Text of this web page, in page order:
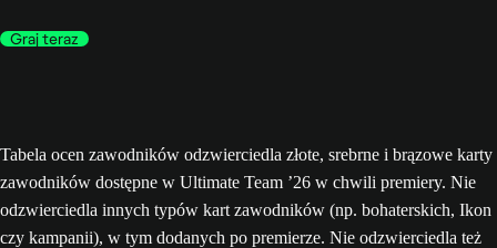
Graj teraz
Tabela ocen zawodników odzwierciedla złote, srebrne i brązowe karty
zawodników dostępne w Ultimate Team ’26 w chwili premiery. Nie
odzwierciedla innych typów kart zawodników (np. bohaterskich, Ikon
czy kampanii), w tym dodanych po premierze. Nie odzwierciedla też